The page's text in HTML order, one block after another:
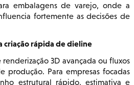
embalagens de varejo, onde a
fortemente as decisões de
criação rápida de dieline
3D avançada ou fluxos
produção. Para empresas focadas
estrutural rápido, estimativa e